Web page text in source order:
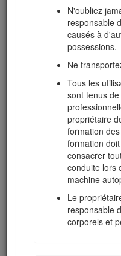
N'oubliez
responsable
causés à
possessions.
Ne
Tous les
sont tenus
propriétaire
formation
formation
consacrer
conduite lors
machine
Le
responsable
corporels et
Symbole de sécurité
Ce manuel utilise deux
renseignements
sur des renseignements
, pour insister
général méritant une
Ce produit est conforme
pertinentes. Pour plus de
la Déclaration de